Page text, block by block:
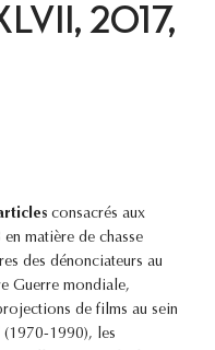
2017,
consacrés aux
matière de chasse
des dénonciateurs au
Guerre mondiale,
de films au sein
(1970-1990), les